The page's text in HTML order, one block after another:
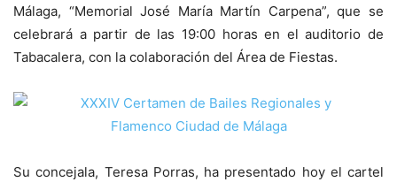
Málaga, “Memorial José María Martín Carpena”, que se
celebrará a partir de las 19:00 horas en el auditorio de
Tabacalera, con la colaboración del Área de Fiestas.
Su concejala, Teresa Porras, ha presentado hoy el cartel